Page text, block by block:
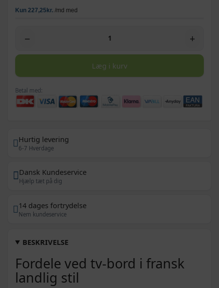
− +
Læg i kurv
Betal med:
Hurtig levering
6-7 Hverdage
Dansk Kundeservice
Hjælp tæt på dig
14 dages fortrydelse
Nem kundeservice
BESKRIVELSE
Fordele ved tv-bord i fransk
landlig stil